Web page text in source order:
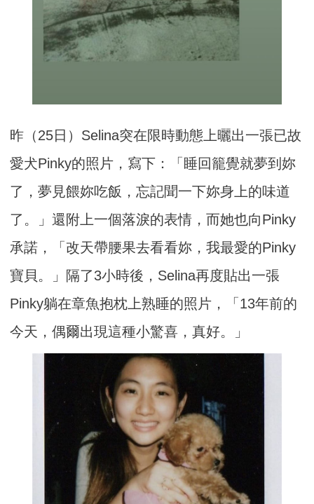
昨（25日）Selina突在限時動態上曬出一張已故
愛犬Pinky的照片，寫下：「睡回籠覺就夢到妳
了，夢見餵妳吃飯，忘記聞一下妳身上的味道
了。」還附上一個落淚的表情，而她也向Pinky
承諾，「改天帶腰果去看看妳，我最愛的Pinky
寶貝。」隔了3小時後，Selina再度貼出一張
Pinky躺在章魚抱枕上熟睡的照片，「13年前的
今天，偶爾出現這種小驚喜，真好。」